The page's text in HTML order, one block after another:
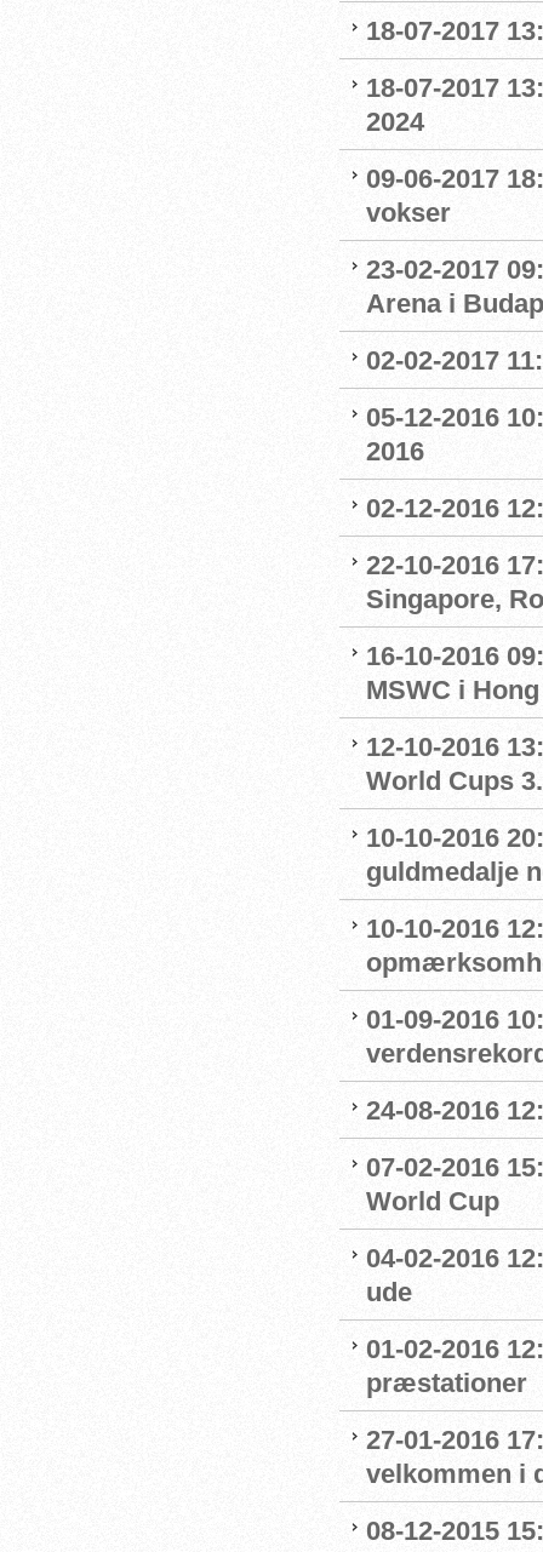
18-07-2017
18-07-2017
2024
09-06-2017
vokser
23-02-2017
Arena i
02-02-2017
05-12-2016
2016
02-12-2016
22-10-2016
Singapore,
16-10-2016
MSWC i
12-10-2016
World Cups
10-10-2016
guldmedalje
10-10-2016
01-09-2016
24-08-2016
07-02-2016
World Cup
04-02-2016
ude
01-02-2016
præstationer
27-01-2016
velkommen i
08-12-2015